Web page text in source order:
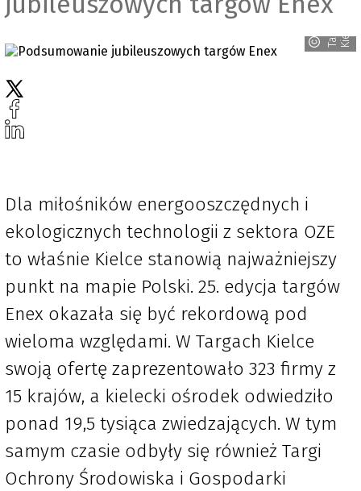
T
a
r
g
i
K
i
e
l
ce
Dla miłośników energooszczędnych i
ekologicznych technologii z sektora OZE
to właśnie Kielce stanowią najważniejszy
punkt na mapie Polski. 25. edycja targów
Enex okazała się być rekordową pod
wieloma względami. W Targach Kielce
swoją ofertę zaprezentowało 323 firmy z
15 krajów, a kielecki ośrodek odwiedziło
ponad 19,5 tysiąca zwiedzających. W tym
samym czasie odbyły się również Targi
Ochrony Środowiska i Gospodarki